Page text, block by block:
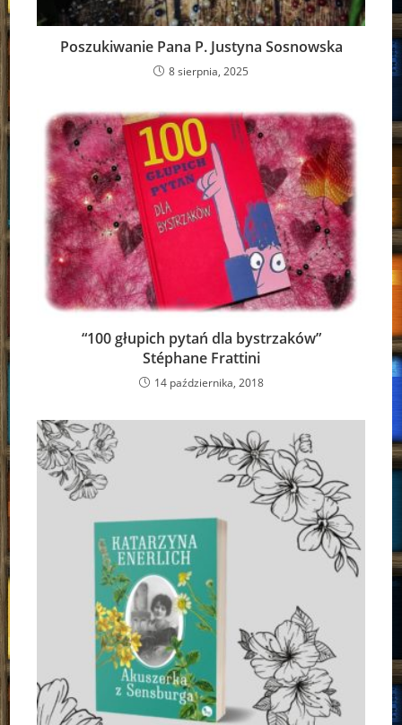
Poszukiwanie Pana P. Justyna Sosnowska
8 sierpnia, 2025
“100 głupich pytań dla bystrzaków”
Stéphane Frattini
14 października, 2018